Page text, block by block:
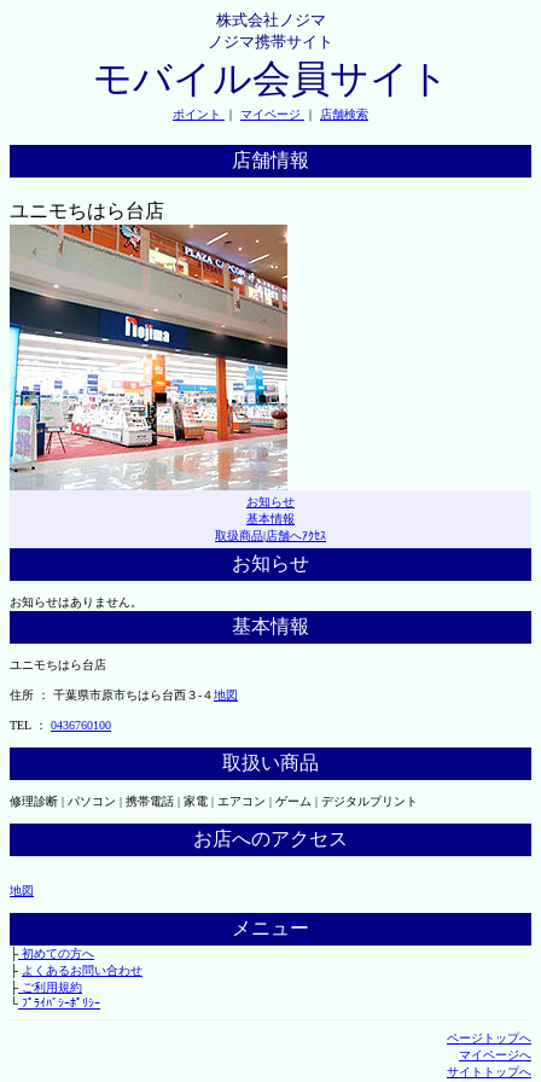
株式会社ノジマ
ノジマ携帯サイト
モバイル会員サイト
ポイント ｜ マイページ ｜ 店舗検索
店舗情報
ユニモちはら台店
お知らせ
基本情報
取扱商品|店舗へｱｸｾｽ
お知らせ
お知らせはありません。
基本情報
ユニモちはら台店
住所 ： 千葉県市原市ちはら台西３-４地図
TEL ： 0436760100
取扱い商品
修理診断 | パソコン | 携帯電話 | 家電 | エアコン | ゲーム | デジタルプリント
お店へのアクセス
地図
メニュー
├初めての方へ
├ よくあるお問い合わせ
├ご利用規約
└ﾌﾟﾗｲﾊﾞｼｰﾎﾟﾘｼｰ
ページトップへ
マイページへ
サイトトップへ